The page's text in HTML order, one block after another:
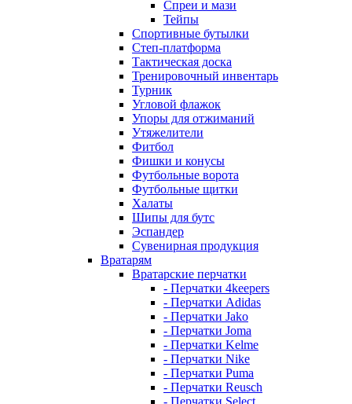
Спреи и мази
Тейпы
Спортивные бутылки
Степ-платформа
Тактическая доска
Тренировочный инвентарь
Турник
Угловой флажок
Упоры для отжиманий
Утяжелители
Фитбол
Фишки и конусы
Футбольные ворота
Футбольные щитки
Халаты
Шипы для бутс
Эспандер
Сувенирная продукция
Вратарям
Вратарские перчатки
- Перчатки 4keepers
- Перчатки Adidas
- Перчатки Jako
- Перчатки Joma
- Перчатки Kelme
- Перчатки Nike
- Перчатки Puma
- Перчатки Reusch
- Перчатки Select